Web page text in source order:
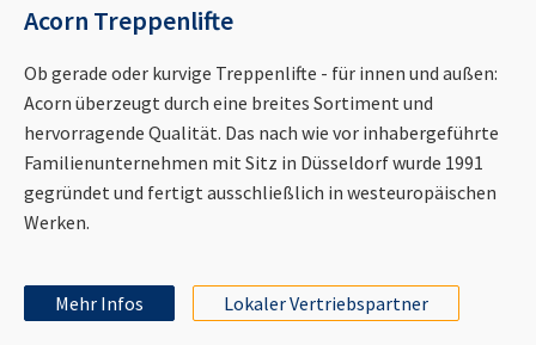
Acorn Treppenlifte
Ob gerade oder kurvige Treppenlifte - für innen und außen:
Acorn überzeugt durch eine breites Sortiment und
hervorragende Qualität. Das nach wie vor inhabergeführte
Familienunternehmen mit Sitz in Düsseldorf wurde 1991
gegründet und fertigt ausschließlich in westeuropäischen
Werken.
Mehr Infos Lokaler Vertriebspartner